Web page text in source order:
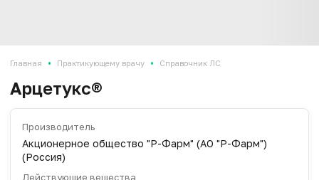
Главная • Практикующему врачу • Справочник ЛС
Арцетукс®
Производитель
Акционерное общество "Р-Фарм" (АО "Р-Фарм")
(Россия)
Действующие вещества